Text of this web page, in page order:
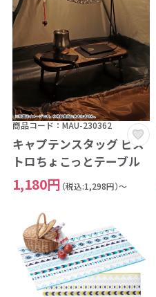
商品コード：MAU-230362
キャプテンスタッグ ビス
トロちょこっとテーブル
1,180円 （税込:1,298円）～